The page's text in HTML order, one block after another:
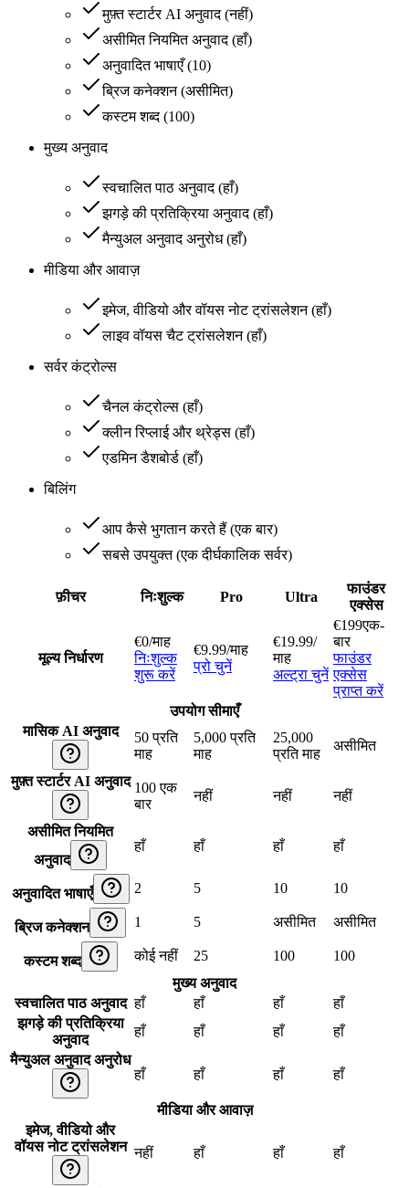
मुफ़्त स्टार्टर AI अनुवाद(नहीं)
असीमित नियमित अनुवाद(हाँ)
अनुवादित भाषाएँ(10)
ब्रिज कनेक्शन(असीमित)
कस्टम शब्द(100)
मुख्य अनुवाद
स्वचालित पाठ अनुवाद(हाँ)
झगड़े की प्रतिक्रिया अनुवाद(हाँ)
मैन्युअल अनुवाद अनुरोध(हाँ)
मीडिया और आवाज़
इमेज, वीडियो और वॉयस नोट ट्रांसलेशन(हाँ)
लाइव वॉयस चैट ट्रांसलेशन(हाँ)
सर्वर कंट्रोल्स
चैनल कंट्रोल्स (हाँ)
क्लीन रिप्लाई और थ्रेड्स (हाँ)
एडमिन डैशबोर्ड (हाँ)
बिलिंग
आप कैसे भुगतान करते हैं (एक बार)
सबसे उपयुक्त(एक दीर्घकालिक सर्वर)
फ़ीचर निःशुल्क Pro Ultra
फाउंडर
एक्सेस
मूल्य निर्धारण
€0/माह
निःशुल्क
शुरू करें
€9.99/माह
प्रो चुनें
€19.99/
माह
अल्ट्रा चुनें
€199एक-
बार
फाउंडर
एक्सेस
प्राप्त करें
उपयोग सीमाएँ
मासिक AI अनुवाद
50 प्रति
माह
5,000 प्रति
माह
25,000
प्रति माह
असीमित
मुफ़्त स्टार्टर AI अनुवाद 100 एक
बार
नहीं नहीं नहीं
असीमित नियमित
अनुवाद
हाँ हाँ हाँ हाँ
अनुवादित भाषाएँ 2 5 10 10
ब्रिज कनेक्शन 1 5 असीमित असीमित
कस्टम शब्द कोई नहीं 25 100
100
मुख्य अनुवाद
स्वचालित पाठ अनुवाद हाँ हाँ हाँ
हाँ
झगड़े की प्रतिक्रिया
अनुवाद
हाँ हाँ हाँ
हाँ
मैन्युअल अनुवाद अनुरोध
हाँ
हाँ हाँ हाँ
मीडिया और आवाज़
इमेज, वीडियो और
वॉयस नोट ट्रांसलेशन नहीं हाँ हाँ हाँ